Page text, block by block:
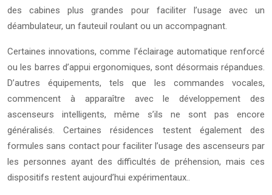
des cabines plus grandes pour faciliter l’usage avec un
déambulateur, un fauteuil roulant ou un accompagnant.
Certaines innovations, comme l’éclairage automatique renforcé
ou les barres d’appui ergonomiques, sont désormais répandues.
D’autres équipements, tels que les commandes vocales,
commencent à apparaître avec le développement des
ascenseurs intelligents, même s’ils ne sont pas encore
généralisés. Certaines résidences testent également des
formules sans contact pour faciliter l’usage des ascenseurs par
les personnes ayant des difficultés de préhension, mais ces
dispositifs restent aujourd’hui expérimentaux..